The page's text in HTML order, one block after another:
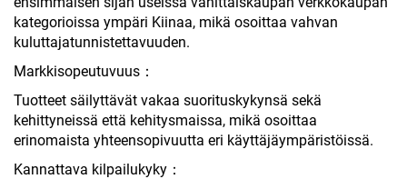
kategorioissa ympäri Kiinaa, mikä osoittaa vahvan
kuluttajatunnistettavuuden.
Markkisopeutuvuus：
Tuotteet säilyttävät vakaa suorituskykynsä sekä
kehittyneissä että kehitysmaissa, mikä osoittaa
erinomaista yhteensopivuutta eri käyttäjäympäristöissä.
Kannattava kilpailukyky：